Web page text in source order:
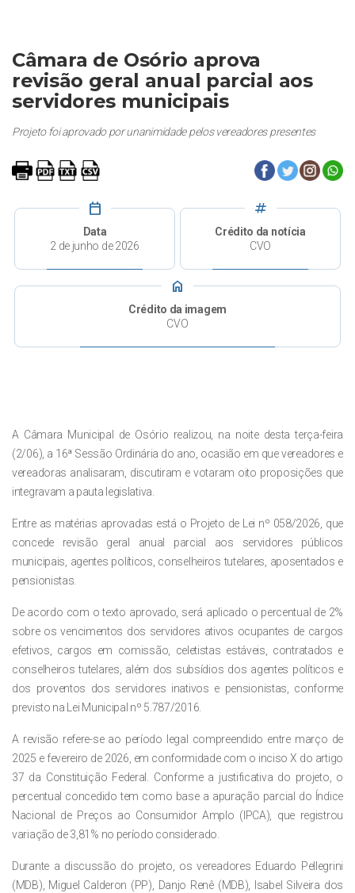
Câmara de Osório aprova
revisão geral anual parcial aos
servidores municipais
Projeto foi aprovado por unanimidade pelos vereadores presentes
calendar_today
Data
2 de junho de 2026
tag
Crédito da notícia
CVO
home
Crédito da imagem
CVO
A Câmara Municipal de Osório realizou, na noite desta terça-feira
(2/06), a 16ª Sessão Ordinária do ano, ocasião em que vereadores e
vereadoras analisaram, discutiram e votaram oito proposições que
integravam a pauta legislativa.
Entre as matérias aprovadas está o Projeto de Lei nº 058/2026, que
concede revisão geral anual parcial aos servidores públicos
municipais, agentes políticos, conselheiros tutelares, aposentados e
pensionistas.
De acordo com o texto aprovado, será aplicado o percentual de 2%
sobre os vencimentos dos servidores ativos ocupantes de cargos
efetivos, cargos em comissão, celetistas estáveis, contratados e
conselheiros tutelares, além dos subsídios dos agentes políticos e
dos proventos dos servidores inativos e pensionistas, conforme
previsto na Lei Municipal nº 5.787/2016.
A revisão refere-se ao período legal compreendido entre março de
2025 e fevereiro de 2026, em conformidade com o inciso X do artigo
37 da Constituição Federal. Conforme a justificativa do projeto, o
percentual concedido tem como base a apuração parcial do Índice
Nacional de Preços ao Consumidor Amplo (IPCA), que registrou
variação de 3,81% no período considerado.
Durante a discussão do projeto, os vereadores Eduardo Pellegrini
(MDB), Miguel Calderon (PP), Danjo Renê (MDB), Isabel Silveira dos